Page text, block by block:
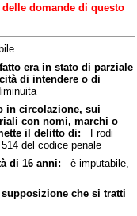
domande di questo
era in stato di parziale
di intendere o di
in circolazione, sui
con nomi, marchi o
il delitto di: Frodi
del codice penale
di 16 anni: è imputabile,
che si tratti